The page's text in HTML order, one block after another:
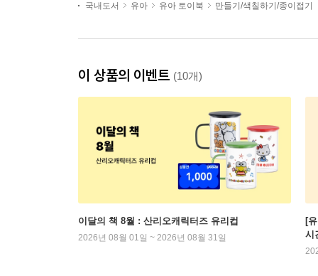
국내도서
유아 유아 토이북 만들기/색칠하기/종이접기
이 상품의 이벤트 (10개)
이달의 책 8월 : 산리오캐릭터즈 유리컵
2026년 08월 01일 ~ 2026년 08월 31일
[
시